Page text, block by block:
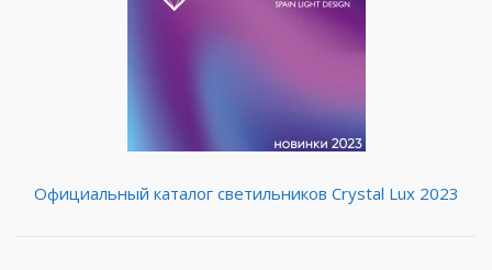
Официальный каталог светильников Crystal Lux 2023